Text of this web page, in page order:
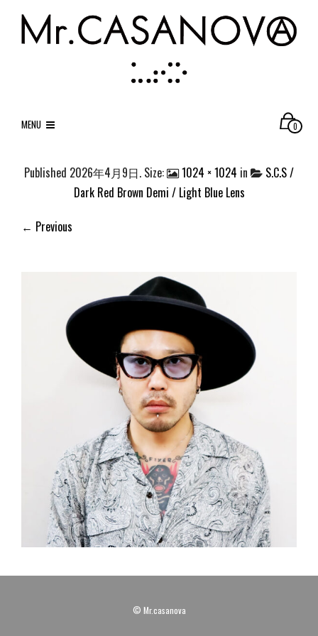
MENU 0
Published 2026年4月9日. Size: 1024 × 1024 in
S.C.S /
Dark Red Brown Demi / Light Blue Lens
← Previous
© Mr.casanova